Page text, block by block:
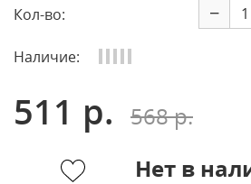
Кол-во: −
Наличие:
511 р.
568 р.
Нет в